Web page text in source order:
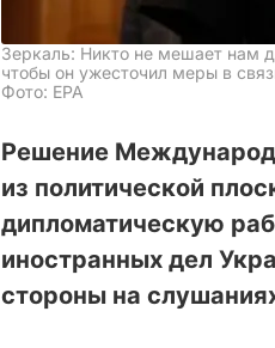
Зеркаль: Никто не мешает нам
чтобы он ужесточил меры в
Фото: ЕРА
Решение
из политической
дипломатическую
иностранных дел
стороны на